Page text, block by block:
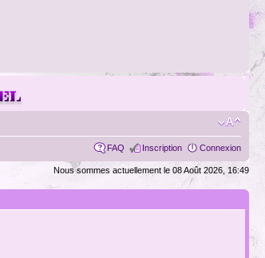
FAQ Inscription Connexion
Nous sommes actuellement le 08 Août 2026, 16:49